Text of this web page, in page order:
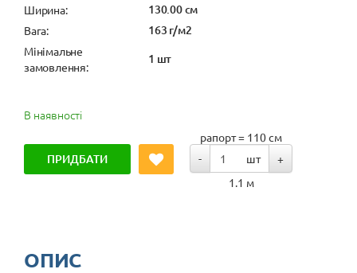
Ширина: 130.00 см
Вага: 163 г/м2
Мінімальне
замовлення:
1 шт
В наявності
ПРИДБАТИ
рапорт = 110 см
-
шт
+
1.1 м
ОПИС